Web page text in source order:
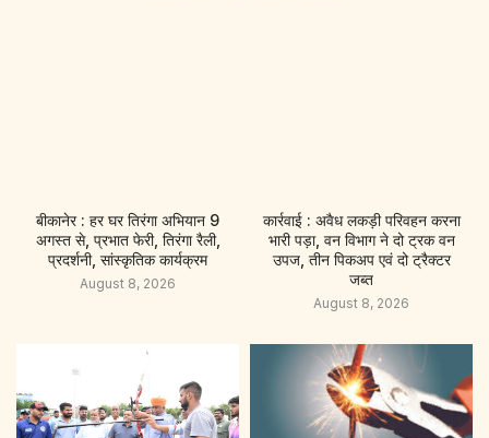
बीकानेर : हर घर तिरंगा अभियान 9
अगस्त से, प्रभात फेरी, तिरंगा रैली,
प्रदर्शनी, सांस्कृतिक कार्यक्रम
August 8, 2026
कार्रवाई : अवैध लकड़ी परिवहन करना
भारी पड़ा, वन विभाग ने दो ट्रक वन
उपज, तीन पिकअप एवं दो ट्रैक्टर
जब्त
August 8, 2026